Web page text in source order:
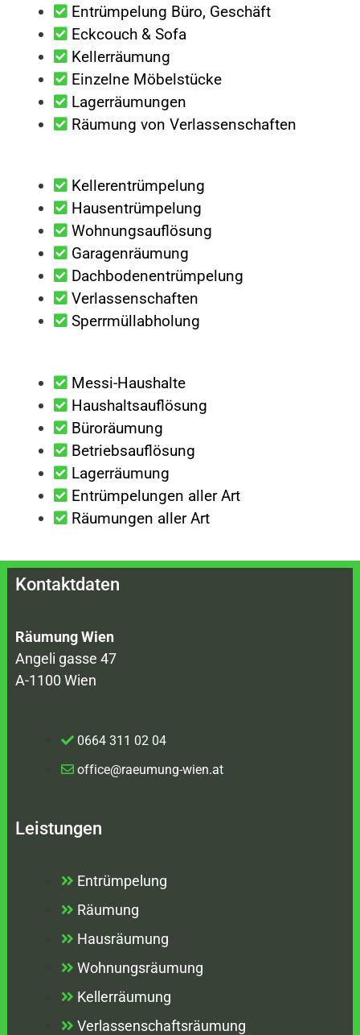
Entrümpelung Büro, Geschäft
Eckcouch & Sofa
Kellerräumung
Einzelne Möbelstücke
Lagerräumungen
Räumung von Verlassenschaften
Kellerentrümpelung
Hausentrümpelung
Wohnungsauflösung
Garagenräumung
Dachbodenentrümpelung
Verlassenschaften
Sperrmüllabholung
Messi-Haushalte
Haushaltsauflösung
Büroräumung
Betriebsauflösung
Lagerräumung
Entrümpelungen aller Art
Räumungen aller Art
Kontaktdaten
Räumung Wien
Angeli gasse 47
A-1100 Wien
0664 311 02 04
office@raeumung-wien.at
Leistungen
Entrümpelung
Räumung
Hausräumung
Wohnungsräumung
Kellerräumung
Verlassenschaftsräumung